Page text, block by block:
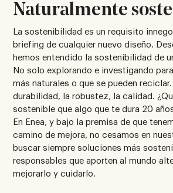
Naturalmente
La sostenibilidad es un requisito
briefing de cualquier nuevo diseño.
hemos entendido la sostenibilidad de
No solo explorando e investigando
más naturales o que se pueden
durabilidad, la robustez, la calidad.
sostenible que algo que te dura 20
En Enea, y bajo la premisa de que
camino de mejora, no cesamos en
buscar siempre soluciones más
responsables que aporten al mundo
mejorarlo y cuidarlo.